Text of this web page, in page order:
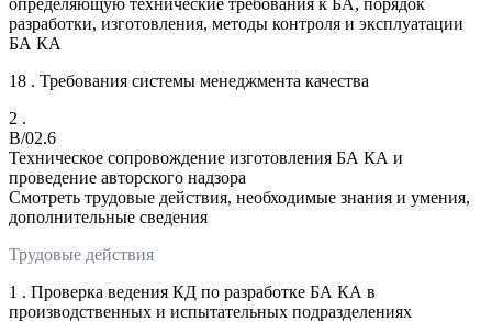
разработки, изготовления, методы контроля и эксплуатации
БА КА
18 . Требования системы менеджмента качества
2 .
B/02.6
Техническое сопровождение изготовления БА КА и
проведение авторского надзора
Смотреть трудовые действия, необходимые знания и умения,
дополнительные сведения
Трудовые действия
1 . Проверка ведения КД по разработке БА КА в
производственных и испытательных подразделениях